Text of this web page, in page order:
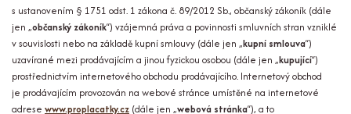
s ustanovením § 1751 odst. 1 zákona č. 89/2012 Sb., občanský zákoník (dále
jen „občanský zákoník“) vzájemná práva a povinnosti smluvních stran vzniklé
v souvislosti nebo na základě kupní smlouvy (dále jen „kupní smlouva“)
uzavírané mezi prodávajícím a jinou fyzickou osobou (dále jen „kupující“)
prostřednictvím internetového obchodu prodávajícího. Internetový obchod
je prodávajícím provozován na webové stránce umístěné na internetové
adrese www.proplacatky.cz (dále jen „webová stránka“), a to